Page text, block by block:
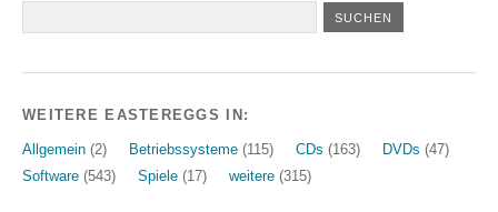
WEITERE EASTEREGGS IN:
Allgemein (2) Betriebssysteme (115) CDs (163) DVDs (47)
Software (543) Spiele (17) weitere (315)